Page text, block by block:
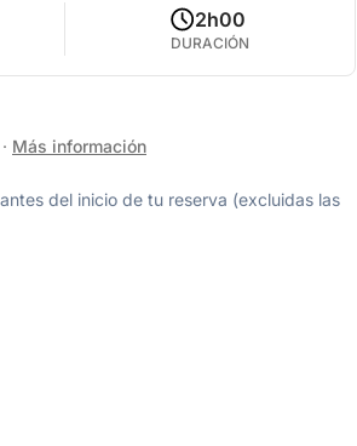
2h00
DURACIÓN
· Más información
del inicio de tu reserva (excluidas las